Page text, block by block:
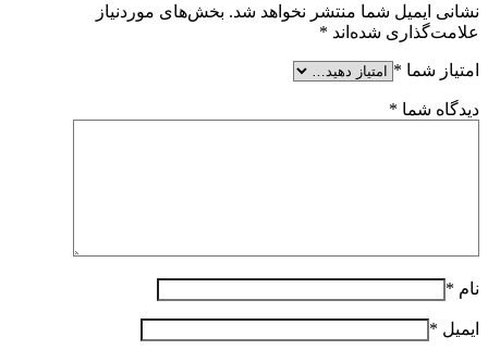
نشانی ایمیل شما منتشر نخواهد شد. بخش‌های موردنیاز
علامت‌گذاری شده‌اند *
امتیاز شما *
دیدگاه شما *
نام *
ایمیل *